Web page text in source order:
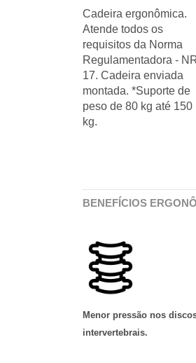
Cadeira ergonômica.
Atende todos os
requisitos da Norma
Regulamentadora -
17. Cadeira enviada
montada. *Suporte de
peso de 80 kg até 150
kg.
BENEFÍCIOS
Menor pressão nos
intervertebrais.